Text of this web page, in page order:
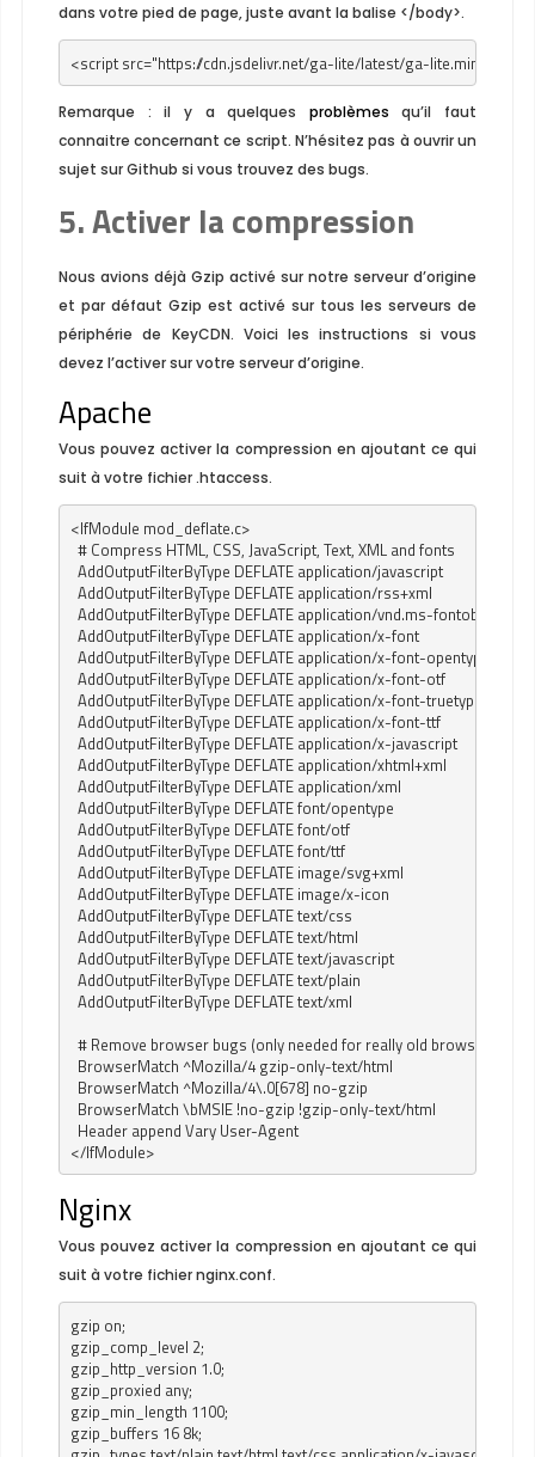
dans votre pied de page, juste avant la balise </body>.
<script src="https://cdn.jsdelivr.net/ga-lite/latest/ga-lite.min.js"
Remarque : il y a quelques problèmes qu’il faut
connaitre concernant ce script. N’hésitez pas à ouvrir un
sujet sur Github si vous trouvez des bugs.
5. Activer la compression
Nous avions déjà Gzip activé sur notre serveur d’origine
et par défaut Gzip est activé sur tous les serveurs de
périphérie de KeyCDN. Voici les instructions si vous
devez l’activer sur votre serveur d’origine.
Apache
Vous pouvez activer la compression en ajoutant ce qui
suit à votre fichier.htaccess.
<IfModule mod_deflate.c>
  # Compress HTML, CSS, JavaScript, Text, XML and fonts
  AddOutputFilterByType DEFLATE application/javascript
  AddOutputFilterByType DEFLATE application/rss+xml
  AddOutputFilterByType DEFLATE application/vnd.ms-fontobject
  AddOutputFilterByType DEFLATE application/x-font
  AddOutputFilterByType DEFLATE application/x-font-opentype
  AddOutputFilterByType DEFLATE application/x-font-otf
  AddOutputFilterByType DEFLATE application/x-font-truetype
  AddOutputFilterByType DEFLATE application/x-font-ttf
  AddOutputFilterByType DEFLATE application/x-javascript
  AddOutputFilterByType DEFLATE application/xhtml+xml
  AddOutputFilterByType DEFLATE application/xml
  AddOutputFilterByType DEFLATE font/opentype
  AddOutputFilterByType DEFLATE font/otf
  AddOutputFilterByType DEFLATE font/ttf
  AddOutputFilterByType DEFLATE image/svg+xml
  AddOutputFilterByType DEFLATE image/x-icon
  AddOutputFilterByType DEFLATE text/css
  AddOutputFilterByType DEFLATE text/html
  AddOutputFilterByType DEFLATE text/javascript
  AddOutputFilterByType DEFLATE text/plain
  AddOutputFilterByType DEFLATE text/xml
  # Remove browser bugs (only needed for really old browsers)
  BrowserMatch ^Mozilla/4 gzip-only-text/html
  BrowserMatch ^Mozilla/4\.0[678] no-gzip
  BrowserMatch \bMSIE !no-gzip !gzip-only-text/html
  Header append Vary User-Agent
</IfModule>
Nginx
Vous pouvez activer la compression en ajoutant ce qui
suit à votre fichiernginx.conf.
gzip on;
gzip_comp_level 2;
gzip_http_version 1.0;
gzip_proxied any;
gzip_min_length 1100;
gzip_buffers 16 8k;